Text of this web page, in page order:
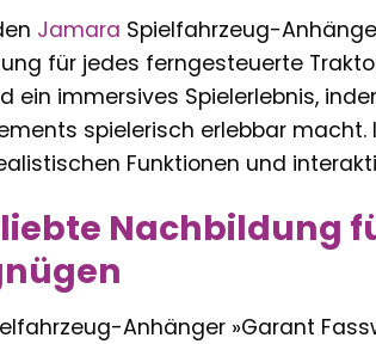
Jamara Spielfahrzeug-
für jedes ferngesteuerte
ein immersives Spielerlebnis,
spielerisch erlebbar macht.
Funktionen und
Nachbildung
Anhänger »Garant